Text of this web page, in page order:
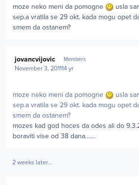
moze neko meni da pomogne
usla
sep.a vratila se 29 okt. kada mogu opet
smem da ostanem?
jovancvijovic Members
November 3, 201114 yr
moze neko meni da pomogne
usla
sep.a vratila se 29 okt. kada mogu opet
smem da ostanem?
mozes kad god hoces da odes ali do
boraviti vise od 38 dana.......
2 weeks later...